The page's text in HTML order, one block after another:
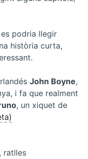
podria llegir
història curta,
John Boyne,
i fa que realment
, un xiquet de
ratlles